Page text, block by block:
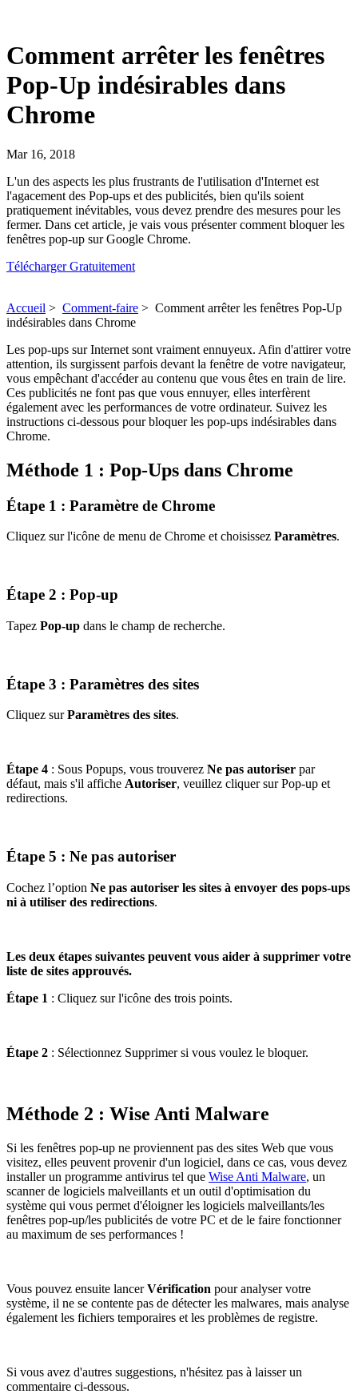
Comment arrêter les fenêtres
Pop-Up indésirables dans
Chrome
Mar 16, 2018
L'un des aspects les plus frustrants de l'utilisation d'Internet est
l'agacement des Pop-ups et des publicités, bien qu'ils soient
pratiquement inévitables, vous devez prendre des mesures pour les
fermer. Dans cet article, je vais vous présenter comment bloquer les
fenêtres pop-up sur Google Chrome.
Télécharger Gratuitement
Accueil > Comment-faire > Comment arrêter les fenêtres Pop-Up
indésirables dans Chrome
Les pop-ups sur Internet sont vraiment ennuyeux. Afin d'attirer votre
attention, ils surgissent parfois devant la fenêtre de votre navigateur,
vous empêchant d'accéder au contenu que vous êtes en train de lire.
Ces publicités ne font pas que vous ennuyer, elles interfèrent
également avec les performances de votre ordinateur. Suivez les
instructions ci-dessous pour bloquer les pop-ups indésirables dans
Chrome.
Méthode 1 : Pop-Ups dans Chrome
Étape 1 : Paramètre de Chrome
Cliquez sur l'icône de menu de Chrome et choisissez Paramètres.
Étape 2 : Pop-up
Tapez Pop-up dans le champ de recherche.
Étape 3 : Paramètres des sites
Cliquez surParamètres des sites.
Étape 4 : Sous Popups, vous trouverez Ne pas autoriser par
défaut, mais s'il affiche Autoriser, veuillez cliquer sur Pop-up et
redirections.
Étape 5 : Ne pas autoriser
Cochez l’option Ne pas autoriser les sites à envoyer des pops-ups
ni à utiliser des redirections.
Les deux étapes suivantes peuvent vous aider à supprimer votre
liste de sites approuvés.
Étape 1 : Cliquez sur l'icône des trois points.
Étape 2 : Sélectionnez Supprimer si vous voulez le bloquer.
Méthode 2 : Wise Anti Malware
Si les fenêtres pop-up ne proviennent pas des sites Web que vous
visitez, elles peuvent provenir d'un logiciel, dans ce cas, vous devez
installer un programme antivirus tel que Wise Anti Malware, un
scanner de logiciels malveillants et un outil d'optimisation du
système qui vous permet d'éloigner les logiciels malveillants/les
fenêtres pop-up/les publicités de votre PC et de le faire fonctionner
au maximum de ses performances !
Vous pouvez ensuite lancerVérification pour analyser votre
système, il ne se contente pas de détecter les malwares, mais analyse
également les fichiers temporaires et les problèmes de registre.
Si vous avez d'autres suggestions, n'hésitez pas à laisser un
commentaire ci-dessous.